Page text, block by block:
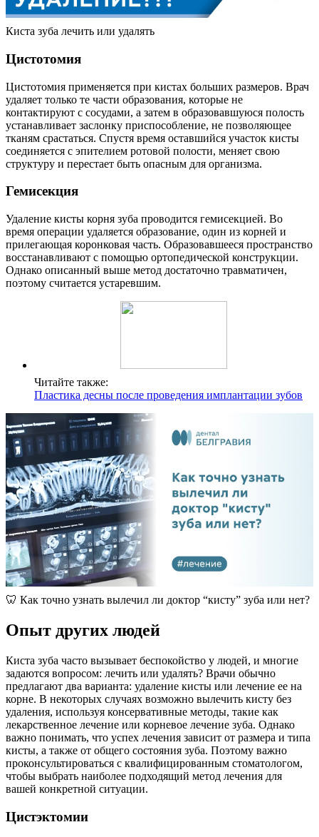
Киста зуба лечить или удалять
Цистотомия
Цистотомия применяется при кистах больших размеров. Врач
удаляет только те части образования, которые не
контактируют с сосудами, а затем в образовавшуюся полость
устанавливает заслонку приспособление, не позволяющее
тканям срастаться. Спустя время оставшийся участок кисты
соединяется с эпителием ротовой полости, меняет свою
структуру и перестает быть опасным для организма.
Гемисекция
Удаление кисты корня зуба проводится гемисекцией. Во
время операции удаляется образование, один из корней и
прилегающая коронковая часть. Образовавшееся пространство
восстанавливают с помощью ортопедической конструкции.
Однако описанный выше метод достаточно травматичен,
поэтому считается устаревшим.
Читайте также:
Пластика десны после проведения имплантации зубов
🦷 Как точно узнать вылечил ли доктор “кисту” зуба или нет?
Опыт других людей
Киста зуба часто вызывает беспокойство у людей, и многие
задаются вопросом: лечить или удалять? Врачи обычно
предлагают два варианта: удаление кисты или лечение ее на
корне. В некоторых случаях возможно вылечить кисту без
удаления, используя консервативные методы, такие как
лекарственное лечение или корневое лечение зуба. Однако
важно понимать, что успех лечения зависит от размера и типа
кисты, а также от общего состояния зуба. Поэтому важно
проконсультироваться с квалифицированным стоматологом,
чтобы выбрать наиболее подходящий метод лечения для
вашей конкретной ситуации.
Цистэктомии